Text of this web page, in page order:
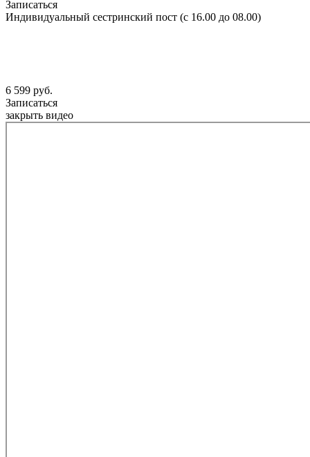
Записаться
Индивидуальный сестринский пост (с 16.00 до 08.00)
6 599 руб.
Записаться
закрыть видео